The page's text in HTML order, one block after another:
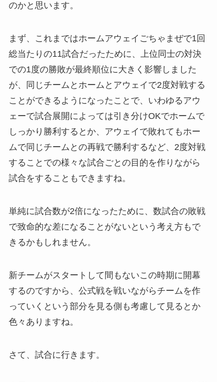
のかと思います。
まず、これまではホームアウェイごちゃまぜで1回
総当たりの11試合だったために、上位同士の対決
での1度の勝敗が最終順位に大きく影響しました
が、同じチームとホームとアウェイで2度対戦する
ことができるようになったことで、いわゆるアウ
ェーで試合展開によっては引き分けOKでホームで
しっかり勝利するとか、アウェイで敗れてもホー
ムで同じチームとの再戦で勝利するなど、2度対戦
することでの様々な試合ごとの目的を作りながら
試合をすることもできますね。
単純に試合数が2倍になったために、数試合の敗戦
で致命的な差になることがないという考え方もで
きるかもしれません。
新チームがスタートして間もないこの時期に開幕
するのですから、公式戦を戦いながらチームを作
っていくという部分を見る側も考慮して見るとか
色々ありますね。
さて、試合に行きます。